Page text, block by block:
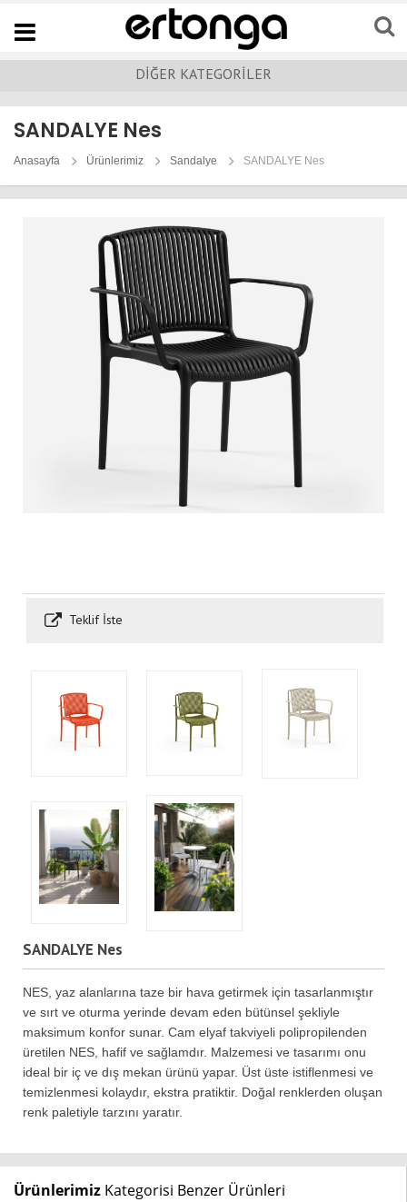
Navigation
DİĞER KATEGORİLER
SANDALYE Nes
Anasayfa Ürünlerimiz Sandalye SANDALYE Nes
Teklif İste
SANDALYE Nes
NES, yaz alanlarına taze bir hava getirmek için tasarlanmıştır
ve sırt ve oturma yerinde devam eden bütünsel şekliyle
maksimum konfor sunar. Cam elyaf takviyeli polipropilenden
üretilen NES, hafif ve sağlamdır. Malzemesi ve tasarımı onu
ideal bir iç ve dış mekan ürünü yapar. Üst üste istiflenmesi ve
temizlenmesi kolaydır, ekstra pratiktir. Doğal renklerden oluşan
renk paletiyle tarzını yaratır.
Ürünlerimiz Kategorisi Benzer Ürünleri